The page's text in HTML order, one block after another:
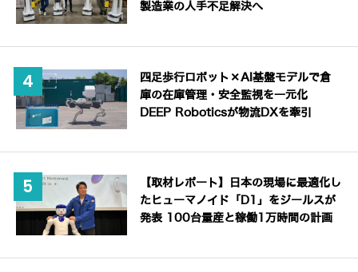
製造業の人手不足解決へ
四足歩行ロボット×AI基盤モデルで倉
庫の在庫管理・安全監視を一元化
DEEP Roboticsが物流DXを牽引
【取材レポート】日本の現場に最適化し
たヒューマノイド「D1」をジールスが
発表 100台量産と稼働1万時間の計画